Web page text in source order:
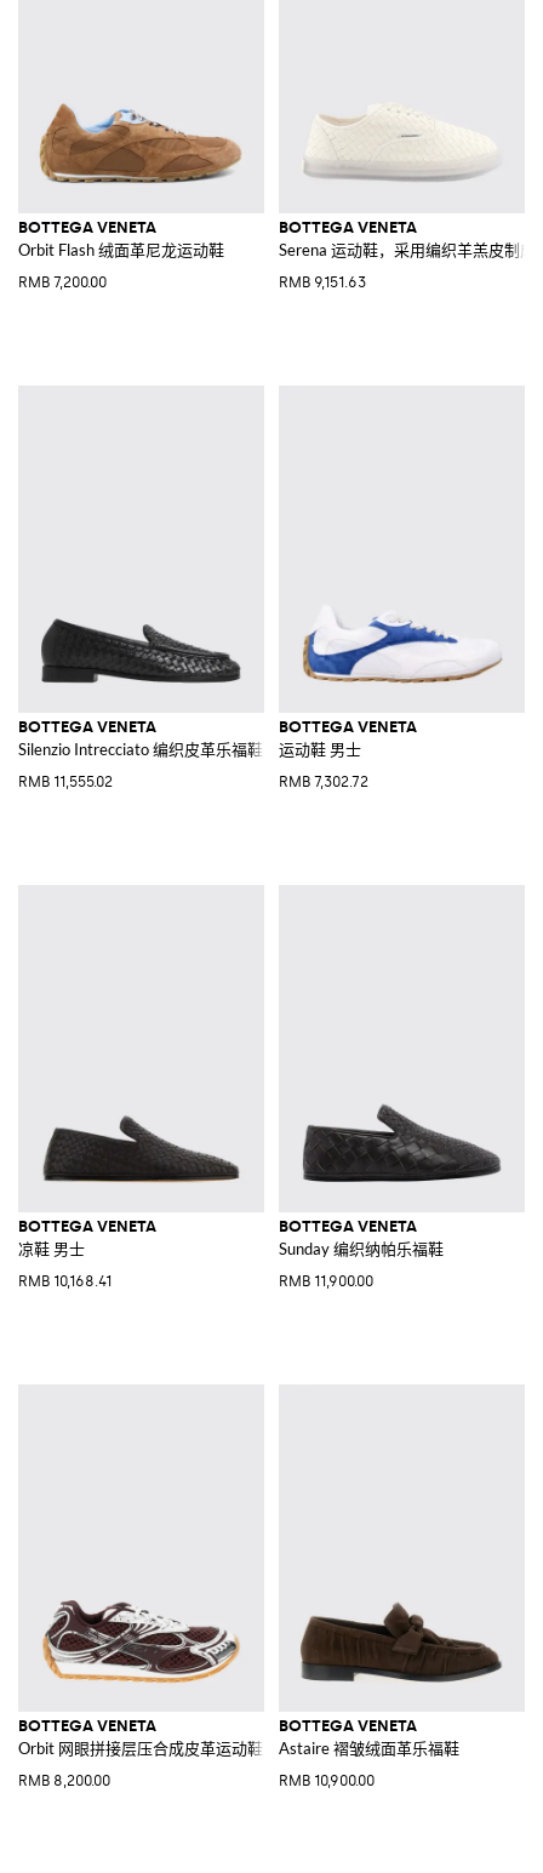
BOTTEGA VENETA
Orbit Flash 绒面革尼龙运动鞋
RMB 7,200.00
BOTTEGA VENETA
Serena 运动鞋，采用编织羊羔皮制成
RMB 9,151.63
BOTTEGA VENETA
Silenzio Intrecciato 编织皮革乐福鞋
RMB 11,555.02
BOTTEGA VENETA
运动鞋 男士
RMB 7,302.72
BOTTEGA VENETA
凉鞋 男士
RMB 10,168.41
BOTTEGA VENETA
Sunday 编织纳帕乐福鞋
RMB 11,900.00
BOTTEGA VENETA
Orbit 网眼拼接层压合成皮革运动鞋
RMB 8,200.00
BOTTEGA VENETA
Astaire 褶皱绒面革乐福鞋
RMB 10,900.00